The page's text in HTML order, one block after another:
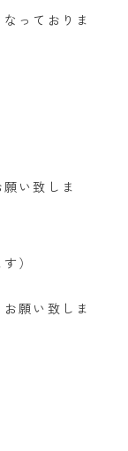
っておりま
い致しま
）
願い致しま